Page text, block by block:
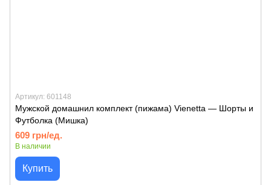
Артикул: 601148
Мужской домашнил комплект (пижама) Vienetta — Шорты и
Футболка (Мишка)
609 грн/ед.
В наличии
Купить